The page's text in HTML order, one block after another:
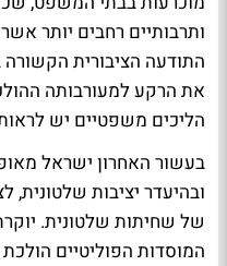
ותרבותיים רחבים יותר
התודעה הציבורית
את הרקע למעורבותה
הליכים משפטיים יש
בעשור האחרון ישראל
ובהיעדר יציבות
של שחיתות שלטונית.
המוסדות הפוליטיים